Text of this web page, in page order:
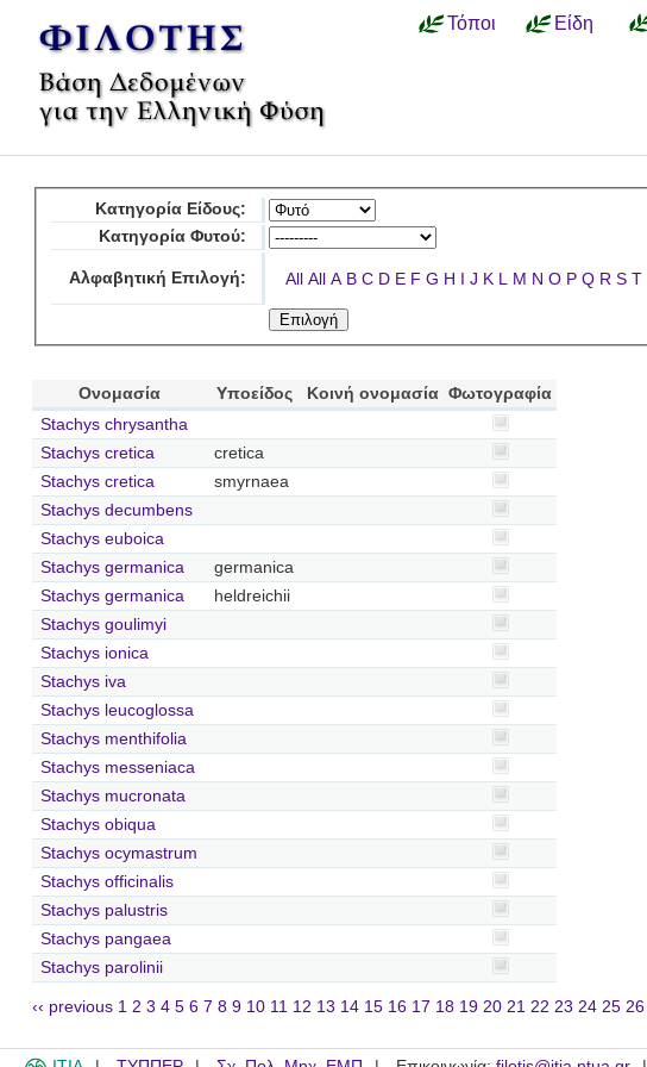
Τόποι Είδη
Κατηγορία Είδους:
Κατηγορία Φυτού:
Αλφαβητική Επιλογή: All All A B C D E F G H I J K L M N O P Q R S T
Ονομασία Υποείδος Κοινή ονομασία Φωτογραφία
Stachys chrysantha
Stachys cretica
cretica
Stachys cretica
smyrnaea
Stachys decumbens
Stachys euboica
Stachys germanica
germanica
Stachys germanica
heldreichii
Stachys goulimyi
Stachys ionica
Stachys iva
Stachys leucoglossa
Stachys menthifolia
Stachys messeniaca
Stachys mucronata
Stachys obiqua
Stachys ocymastrum
Stachys officinalis
Stachys palustris
Stachys pangaea
Stachys parolinii
‹‹ previous 1 2 3 4 5 6 7 8 9 10 11 12 13 14 15 16 17 18 19 20 21 22 23 24 25 26